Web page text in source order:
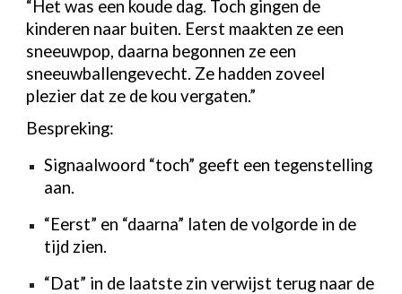
“Het was een koude dag. Toch gingen de
kinderen naar buiten. Eerst maakten ze een
sneeuwpop, daarna begonnen ze een
sneeuwballengevecht. Ze hadden zoveel
plezier dat ze de kou vergaten.”
Bespreking:
Signaalwoord “toch” geeft een tegenstelling
aan.
“Eerst” en “daarna” laten de volgorde in de
tijd zien.
“Dat” in de laatste zin verwijst terug naar de